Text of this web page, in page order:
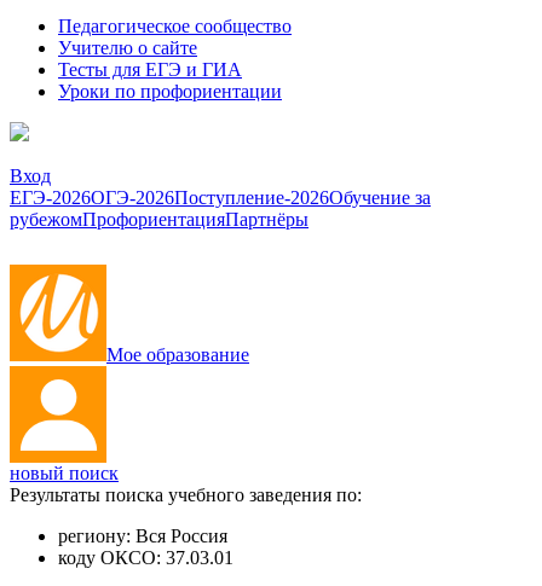
Педагогическое сообщество
Учителю о сайте
Тесты для ЕГЭ и ГИА
Уроки по профориентации
Вход
ЕГЭ-2026ОГЭ-2026Поступление-2026Обучение за
рубежомПрофориентацияПартнёры
Мое образование
новый поиск
Результаты поиска учебного заведения по:
региону: Вся Россия
коду ОКСО: 37.03.01